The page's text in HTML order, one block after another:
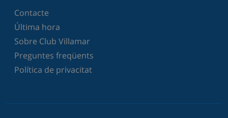
Contacte
Última hora
Sobre Club Villamar
Preguntes freqüents
Política de privacitat